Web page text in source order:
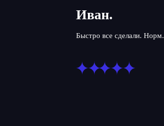
Иван.
Быстро все сделали. Норм.